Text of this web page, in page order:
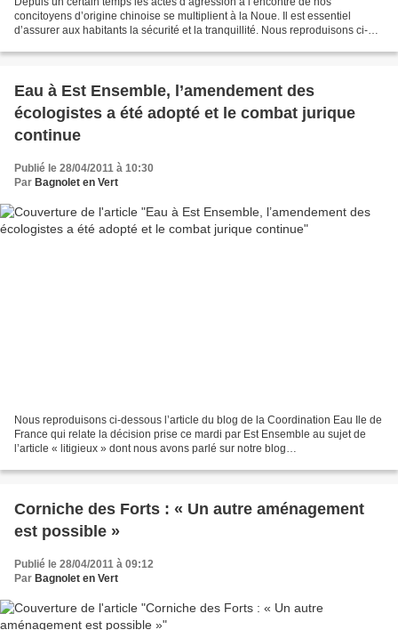
concitoyens d’origine chinoise se multiplient à la Noue. Il est essentiel
d’assurer aux habitants la sécurité et la tranquillité. Nous reproduisons ci-
Eau à Est Ensemble, l’amendement des
écologistes a été adopté et le combat jurique
continue
Publié le 28/04/2011 à 10:30
Par Bagnolet en Vert
Nous reproduisons ci-dessous l’article du blog de la Coordination Eau Ile de
France qui relate la décision prise ce mardi par Est Ensemble au sujet de
l’article « litigieux » dont nous avons parlé sur notre blog
72555138.html...
Corniche des Forts : « Un autre aménagement
est possible »
Publié le 28/04/2011 à 09:12
Par Bagnolet en Vert